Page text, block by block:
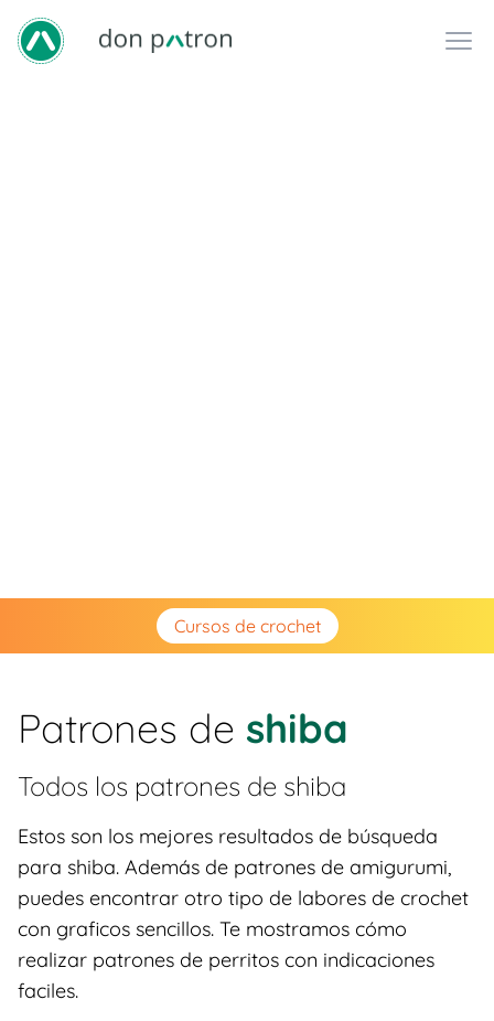
Cursos de crochet
Patrones de shiba
Todos los patrones de shiba
Estos son los mejores resultados de búsqueda
para shiba. Además de patrones de amigurumi,
puedes encontrar otro tipo de labores de crochet
con graficos sencillos. Te mostramos cómo
realizar patrones de perritos con indicaciones
faciles.